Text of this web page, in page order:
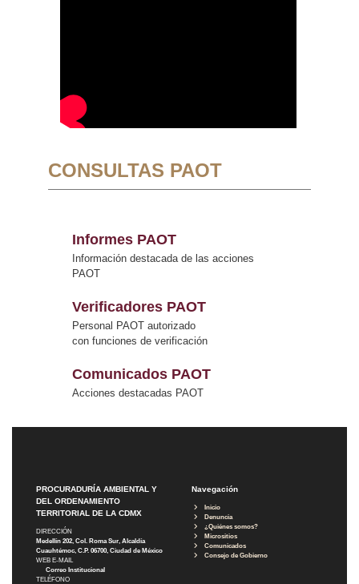
CONSULTAS PAOT
Informes PAOT
Información destacada de las acciones
PAOT
Verificadores PAOT
Personal PAOT autorizado
con funciones de verificación
Comunicados PAOT
Acciones destacadas PAOT
PROCURADURÍA AMBIENTAL Y
DEL ORDENAMIENTO
TERRITORIAL DE LA CDMX
DIRECCIÓN
Medellín 202, Col. Roma Sur, Alcaldía
Cuauhtémoc, C.P. 06700, Ciudad de México
WEB E-MAIL
Correo Institucional
TELÉFONO
Navegación
Inicio
Denuncia
¿Quiénes somos?
Micrositios
Comunicados
Consejo de Gobierno